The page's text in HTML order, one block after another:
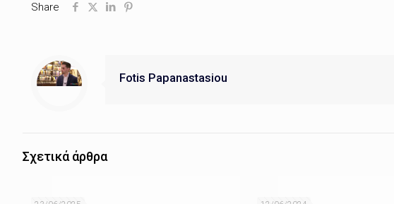
Share
Fotis Papanastasiou
Σχετικά άρθρα